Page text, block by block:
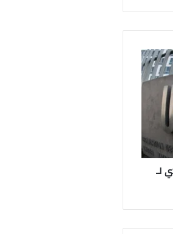
لـ